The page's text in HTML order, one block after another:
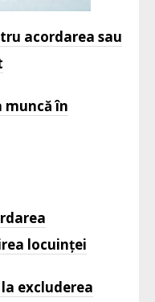
acordarea sau
muncă în
locuinței
excluderea